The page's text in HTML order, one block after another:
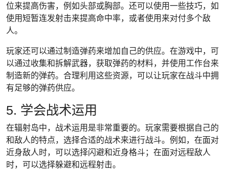
位来提高伤害，例如头部或胸部。还可以使用一些技巧，如
使用短暂连发射击来提高命中率，或者使用来对付多个敌
人。
玩家还可以通过制造弹药来增加自己的供应。在游戏中，可
以通过收集和拆解武器，获取弹药的材料，并使用工作台来
制造新的弹药。合理利用这些资源，可以让玩家在战斗中拥
有足够的弹药供应。
5. 学会战术运用
在辐射岛中，战术运用是非常重要的。玩家需要根据自己的
和敌人的特点，选择合适的战术来进行战斗。例如，在面对
近身敌人时，可以选择闪避和近身格斗；在面对远程敌人
时，可以选择躲避和远程射击。